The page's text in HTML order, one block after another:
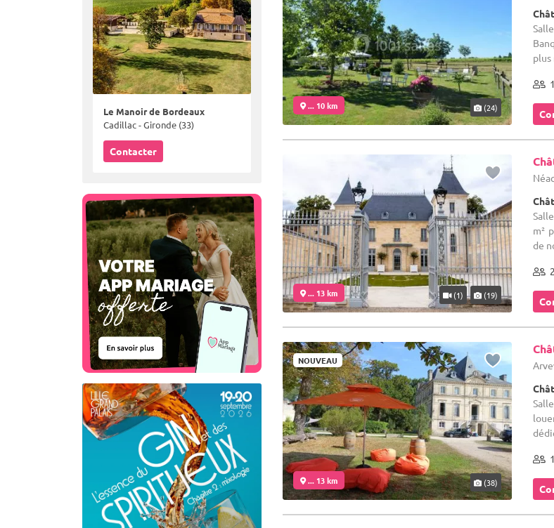
Le Manoir de Bordeaux
Cadillac - Gironde (33)
Contacter
... 10 km (24)
plus
... 13 km (1) (19)
m²
de
NOUVEAU
... 13 km (38)